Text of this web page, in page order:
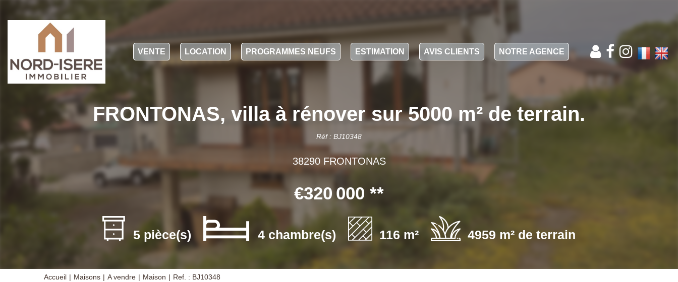
VENTE LOCATION PROGRAMMES NEUFS ESTIMATION AVIS CLIENTS NOTRE AGENCE
FRONTONAS, villa à rénover sur 5000 m² de terrain.
Réf : BJ10348
38290 FRONTONAS
€320 000 **
5 pièce(s) 4 chambre(s) 116 m² 4959 m² de terrain
Accueil Maisons A vendre Maison Ref. : BJ10348